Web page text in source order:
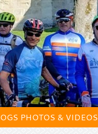
PHOTOS & VIDEOS